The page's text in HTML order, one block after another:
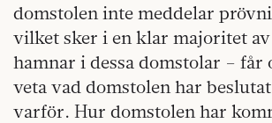
domstolen inte meddelar
vilket sker i en klar majoritet av
hamnar i dessa domstolar – får
veta vad domstolen har
varför. Hur domstolen har